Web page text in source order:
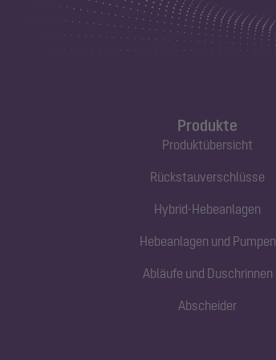
Produkte
Produktübersicht
Rückstauverschlüsse
Hybrid-Hebeanlagen
Hebeanlagen und Pumpen
Abläufe und Duschrinnen
Abscheider